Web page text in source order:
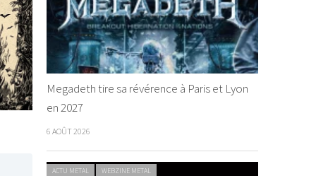
Megadeth tire sa révérence à Paris et Lyon
en 2027
6 AOÛT 2026
ACTU METAL WEBZINE METAL